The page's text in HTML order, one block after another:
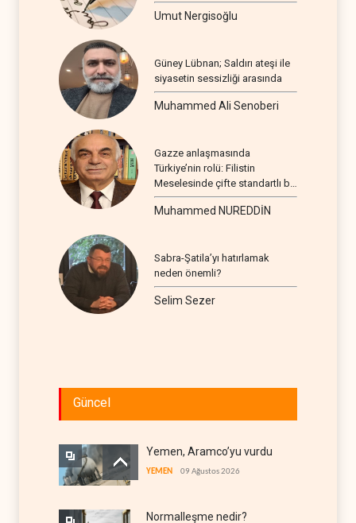
Umut Nergisoğlu
Güney Lübnan; Saldırı ateşi ile
siyasetin sessizliği arasında
Muhammed Ali Senoberi
Gazze anlaşmasında
Türkiye’nin rolü: Filistin
Meselesinde çifte standartlı bir
seyir
Muhammed NUREDDİN
Sabra-Şatila’yı hatırlamak
neden önemli?
Selim Sezer
Güncel
Yemen, Aramco’yu vurdu
YEMEN 09 Ağustos 2026
Normalleşme nedir?